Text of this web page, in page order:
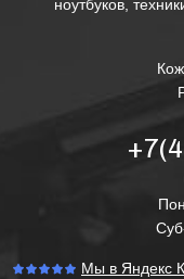
ноутбуков,
Мы в Яндекс